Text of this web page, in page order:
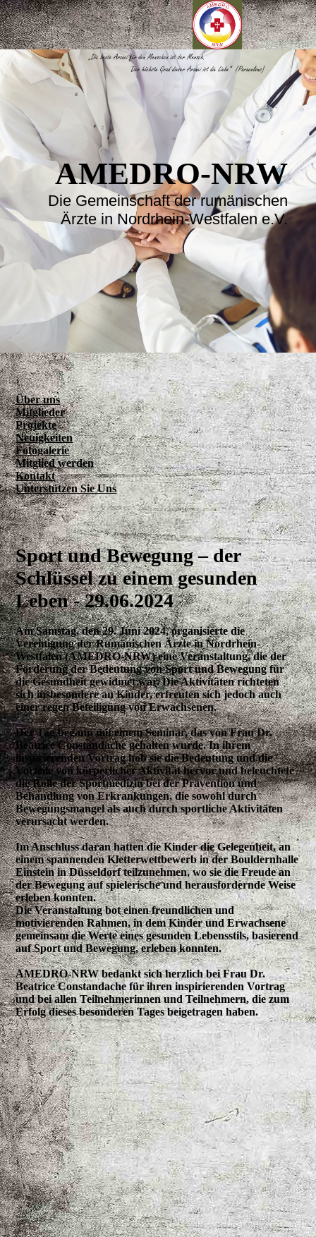
AMEDRO-NRW
Die Gemeinschaft der rumänischen
Ärzte in Nordrhein-Westfalen e.V.
Über uns
Mitglieder
Projekte
Neuigkeiten
Fotogalerie
Mitglied werden
Kontakt
Unterstützen Sie Uns
Sport und Bewegung – der
Schlüssel zu einem gesunden
Leben - 29.06.2024
Am Samstag, den 29. Juni 2024, organisierte die
Vereinigung der Rumänischen Ärzte in Nordrhein-
Westfalen (AMEDRO-NRW) eine Veranstaltung, die der
Förderung der Bedeutung von Sport und Bewegung für
die Gesundheit gewidmet war. Die Aktivitäten richteten
sich insbesondere an Kinder, erfreuten sich jedoch auch
einer regen Beteiligung von Erwachsenen.
Der Tag begann mit einem Seminar, das von Frau Dr.
Beatrice Constandache gehalten wurde. In ihrem
inspirierenden Vortrag hob sie die Bedeutung und die
Vorteile von körperlicher Aktivität hervor und beleuchtete
die Rolle der Sportmedizin bei der Prävention und
Behandlung von Erkrankungen, die sowohl durch
Bewegungsmangel als auch durch sportliche Aktivitäten
verursacht werden.
Im Anschluss daran hatten die Kinder die Gelegenheit, an
einem spannenden Kletterwettbewerb in der Bouldernhalle
Einstein in Düsseldorf teilzunehmen, wo sie die Freude an
der Bewegung auf spielerische und herausfordernde Weise
erleben konnten.
Die Veranstaltung bot einen freundlichen und
motivierenden Rahmen, in dem Kinder und Erwachsene
gemeinsam die Werte eines gesunden Lebensstils, basierend
auf Sport und Bewegung, erleben konnten.
AMEDRO-NRW bedankt sich herzlich bei Frau Dr.
Beatrice Constandache für ihren inspirierenden Vortrag
und bei allen Teilnehmerinnen und Teilnehmern, die zum
Erfolg dieses besonderen Tages beigetragen haben.